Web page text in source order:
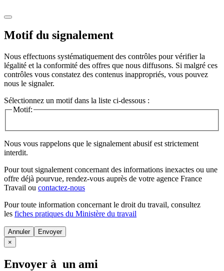
Motif du signalement
Nous effectuons systématiquement des contrôles pour vérifier la
légalité et la conformité des offres que nous diffusons. Si malgré ces
contrôles vous constatez des contenus inappropriés, vous pouvez
nous le signaler.
Sélectionnez un motif dans la liste ci-dessous :
Motif:
Nous vous rappelons que le signalement abusif est strictement
interdit.
Pour tout signalement concernant des informations inexactes ou une
offre déjà pourvue, rendez-vous auprès de votre agence France
Travail ou contactez-nous
Pour toute information concernant le droit du travail, consultez
les fiches pratiques du Ministère du travail
Annuler
×
Envoyer à un ami